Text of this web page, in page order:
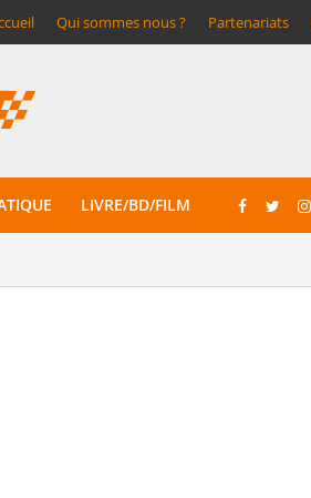
Qui sommes nous ? Partenariats
LIVRE/BD/FILM